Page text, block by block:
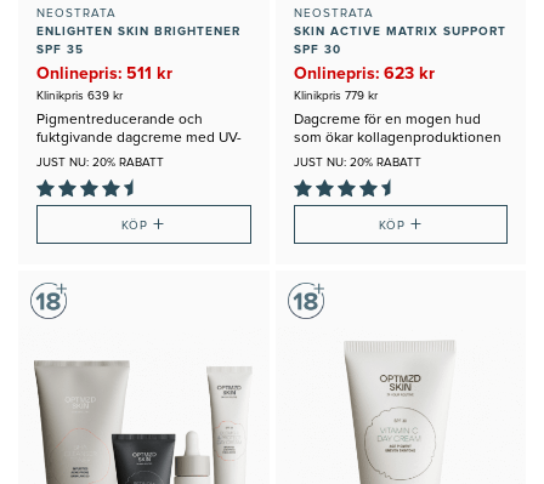
NEOSTRATA
ENLIGHTEN SKIN BRIGHTENER
SPF 35
Onlinepris: 511 kr
Klinikpris 639 kr
Pigmentreducerande och
fuktgivande dagcreme med UV-
filter
JUST NU: 20% RABATT
KÖP+
NEOSTRATA
SKIN ACTIVE MATRIX SUPPORT
SPF 30
Onlinepris: 623 kr
Klinikpris 779 kr
Dagcreme för en mogen hud
som ökar kollagenproduktionen
JUST NU: 20% RABATT
KÖP +